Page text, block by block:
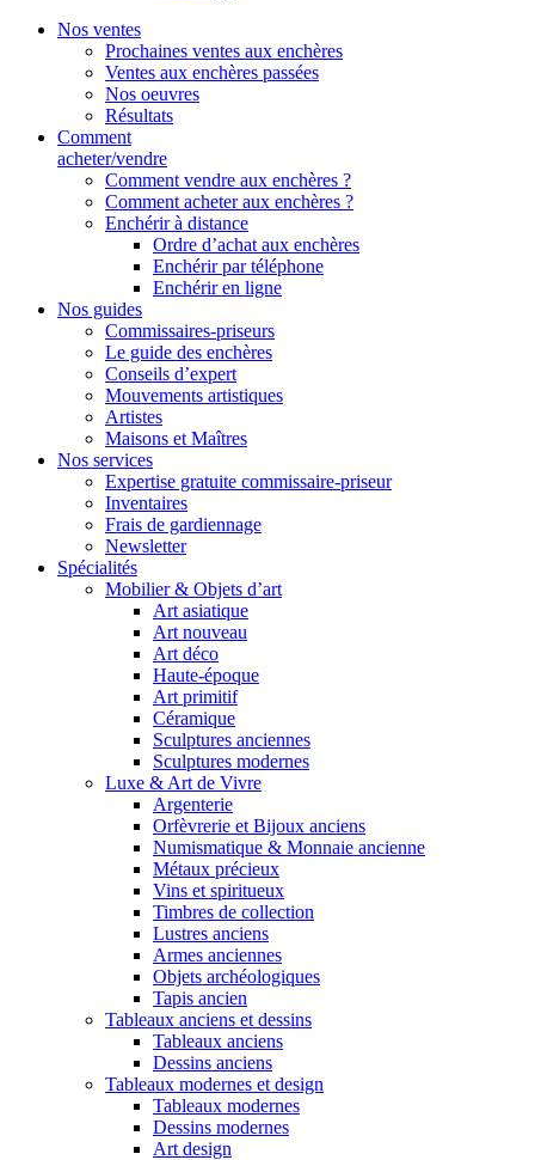
Nos ventes
Prochaines ventes aux enchères
Ventes aux enchères passées
Nos oeuvres
Résultats
Comment
acheter/vendre
Comment vendre aux enchères ?
Comment acheter aux enchères ?
Enchérir à distance
Ordre d’achat aux enchères
Enchérir par téléphone
Enchérir en ligne
Nos guides
Commissaires-priseurs
Le guide des enchères
Conseils d’expert
Mouvements artistiques
Artistes
Maisons et Maîtres
Nos services
Expertise gratuite commissaire-priseur
Inventaires
Frais de gardiennage
Newsletter
Spécialités
Mobilier & Objets d’art
Art asiatique
Art nouveau
Art déco
Haute-époque
Art primitif
Céramique
Sculptures anciennes
Sculptures modernes
Luxe & Art de Vivre
Argenterie
Orfèvrerie et Bijoux anciens
Numismatique & Monnaie ancienne
Métaux précieux
Vins et spiritueux
Timbres de collection
Lustres anciens
Armes anciennes
Objets archéologiques
Tapis ancien
Tableaux anciens et dessins
Tableaux anciens
Dessins anciens
Tableaux modernes et design
Tableaux modernes
Dessins modernes
Art design